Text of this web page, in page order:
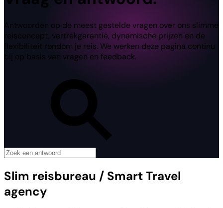
Antwoorden op de meest gestelde vragen over ons slimme
reisconcept, vertrekgarantie, dynamische prijzen en de
flexibiliteit rondom je reis. We werken deze pagina continu
bij op basis van vragen en feedback.
Slim reisbureau / Smart Travel
agency